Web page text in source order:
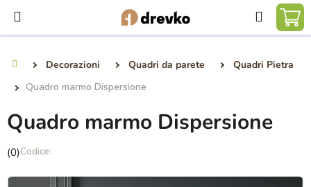
contenuto
Ricerca
Decorazioni Quadri da parete
Quadri Pietra
Quadro marmo Dispersione
Quadro marmo Dispersione
La
media
(0)